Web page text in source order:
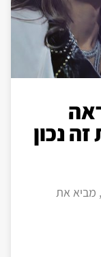
נכון
מביא את